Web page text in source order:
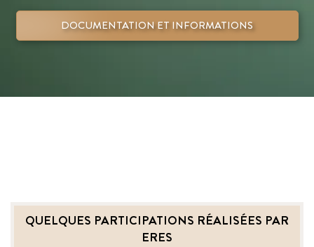
DOCUMENTATION ET INFORMATIONS
QUELQUES PARTICIPATIONS RÉALISÉES PAR
ERES